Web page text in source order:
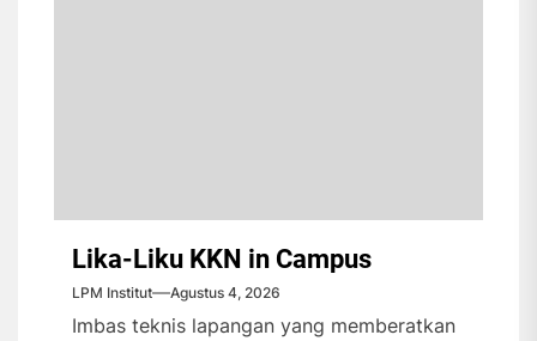
Lika-Liku KKN in Campus
LPM Institut Agustus 4, 2026
Imbas teknis lapangan yang memberatkan